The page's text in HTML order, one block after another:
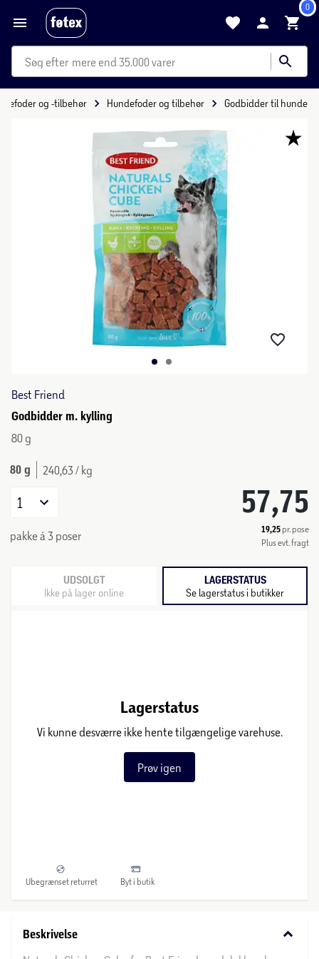
0
mere end 35.000 varer
og -tilbehør Hundefoder og tilbehør Godbidder til hunde
Best Friend
Godbidder m. kylling
80 g
80 g 240,63 / kg
57,75
19,25 pr. pose
Plus evt. fragt
1
pakke á 3 poser
UDSOLGT
Ikke på lager online
LAGERSTATUS
Se lagerstatus i butikker
Lagerstatus
Vi kunne desværre ikke hente tilgængelige varehuse.
Prøv igen
Ubegrænset returret Byt i butik
Beskrivelse keyboard_arrow_down